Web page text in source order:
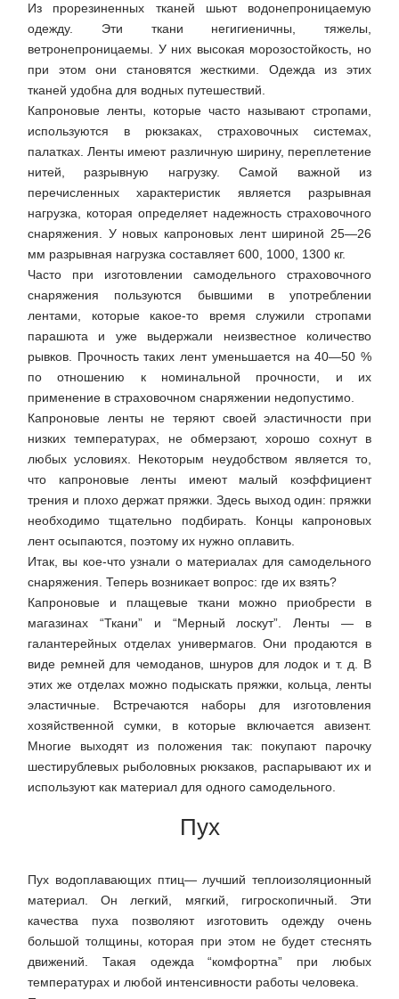
Из прорезиненных тканей шьют водонепроницаемую
одежду. Эти ткани негигиеничны, тяжелы,
ветронепроницаемы. У них высокая морозостойкость, но
при этом они становятся жесткими. Одежда из этих
тканей удобна для водных путешествий.
Капроновые ленты, которые часто называют стропами,
используются в рюкзаках, страховочных системах,
палатках. Ленты имеют различную ширину, переплетение
нитей, разрывную нагрузку. Самой важной из
перечисленных характеристик является разрывная
нагрузка, которая определяет надежность страховочного
снаряжения. У новых капроновых лент шириной 25—26
мм разрывная нагрузка составляет 600, 1000, 1300 кг.
Часто при изготовлении самодельного страховочного
снаряжения пользуются бывшими в употреблении
лентами, которые какое-то время служили стропами
парашюта и уже выдержали неизвестное количество
рывков. Прочность таких лент уменьшается на 40—50 %
по отношению к номинальной прочности, и их
применение в страховочном снаряжении недопустимо.
Капроновые ленты не теряют своей эластичности при
низких температурах, не обмерзают, хорошо сохнут в
любых условиях. Некоторым неудобством является то,
что капроновые ленты имеют малый коэффициент
трения и плохо держат пряжки. Здесь выход один: пряжки
необходимо тщательно подбирать. Концы капроновых
лент осыпаются, поэтому их нужно оплавить.
Итак, вы кое-что узнали о материалах для самодельного
снаряжения. Теперь возникает вопрос: где их взять?
Капроновые и плащевые ткани можно приобрести в
магазинах “Ткани” и “Мерный лоскут”. Ленты — в
галантерейных отделах универмагов. Они продаются в
виде ремней для чемоданов, шнуров для лодок и т. д. В
этих же отделах можно подыскать пряжки, кольца, ленты
эластичные. Встречаются наборы для изготовления
хозяйственной сумки, в которые включается авизент.
Многие выходят из положения так: покупают парочку
шестирублевых рыболовных рюкзаков, распарывают их и
используют как материал для одного самодельного.
Пух
Пух водоплавающих птиц— лучший теплоизоляционный
материал. Он легкий, мягкий, гигроскопичный. Эти
качества пуха позволяют изготовить одежду очень
большой толщины, которая при этом не будет стеснять
движений. Такая одежда “комфортна” при любых
температурах и любой интенсивности работы человека.